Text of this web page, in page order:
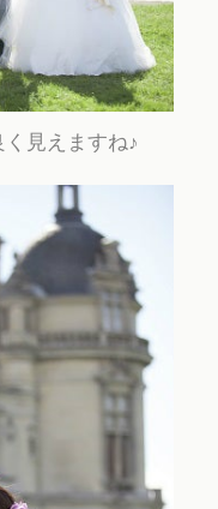
見えますね♪